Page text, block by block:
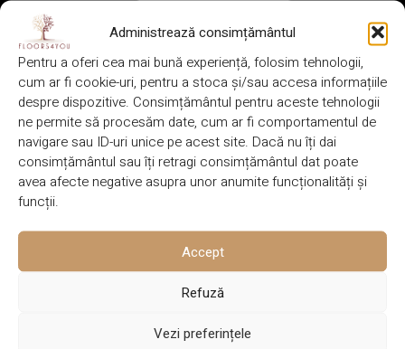
Administrează consimțământul
Pentru a oferi cea mai bună experiență, folosim tehnologii,
cum ar fi cookie-uri, pentru a stoca și/sau accesa informațiile
despre dispozitive. Consimțământul pentru aceste tehnologii
ne permite să procesăm date, cum ar fi comportamentul de
navigare sau ID-uri unice pe acest site. Dacă nu îți dai
consimțământul sau îți retragi consimțământul dat poate
avea afecte negative asupra unor anumite funcționalități și
funcții.
Accept
Refuză
Vezi preferințele
GARANȚIE
DESCRIERE
BRAND Lalegno CULOARE
DIMENSIUNE
10/2.5 mm
SPECIE LEMN Stejar